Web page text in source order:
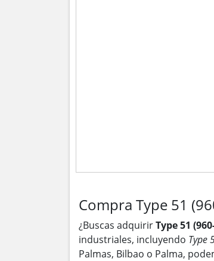
Compra Type 51
¿Buscas adquirirType 51
industriales, incluyendo Type
Palmas, Bilbao o Palma,